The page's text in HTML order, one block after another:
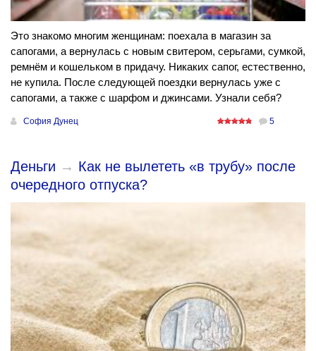
Это знакомо многим женщинам: поехала в магазин за
сапогами, а вернулась с новым свитером, серьгами, сумкой,
ремнём и кошельком в придачу. Никаких сапог, естественно,
не купила. После следующей поездки вернулась уже с
сапогами, а также с шарфом и джинсами. Узнали себя?
София Дунец 5
Деньги → Как не вылететь «в трубу» после
очередного отпуска?